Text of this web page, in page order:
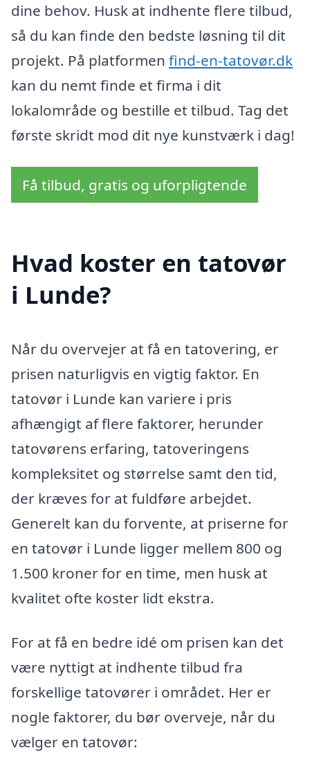
dine behov. Husk at indhente flere tilbud,
så du kan finde den bedste løsning til dit
projekt. På platformen find-en-tatovør.dk
kan du nemt finde et firma i dit
lokalområde og bestille et tilbud. Tag det
første skridt mod dit nye kunstværk i dag!
Få tilbud, gratis og uforpligtende
Hvad koster en tatovør
i Lunde?
Når du overvejer at få en tatovering, er
prisen naturligvis en vigtig faktor. En
tatovør i Lunde kan variere i pris
afhængigt af flere faktorer, herunder
tatovørens erfaring, tatoveringens
kompleksitet og størrelse samt den tid,
der kræves for at fuldføre arbejdet.
Generelt kan du forvente, at priserne for
en tatovør i Lunde ligger mellem 800 og
1.500 kroner for en time, men husk at
kvalitet ofte koster lidt ekstra.
For at få en bedre idé om prisen kan det
være nyttigt at indhente tilbud fra
forskellige tatovører i området. Her er
nogle faktorer, du bør overveje, når du
vælger en tatovør: